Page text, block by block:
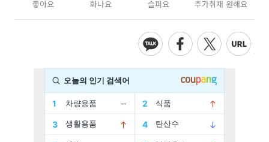
좋아요 화나요 슬퍼요 추가취재 원해요